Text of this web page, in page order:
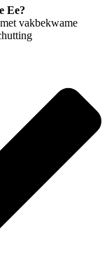
Ee?
vakbekwame